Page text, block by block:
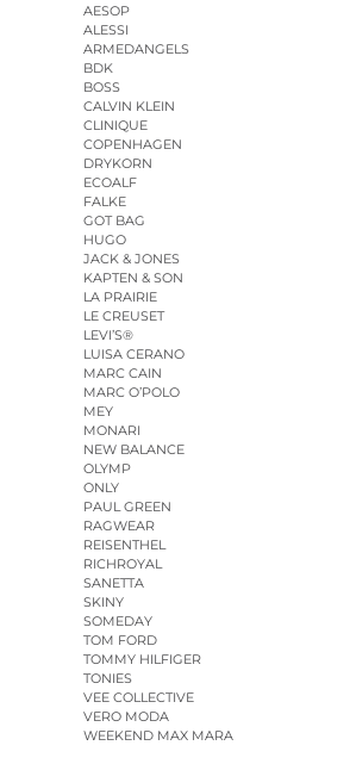
AESOP
ALESSI
ARMEDANGELS
BDK
BOSS
CALVIN KLEIN
CLINIQUE
COPENHAGEN
DRYKORN
ECOALF
FALKE
GOT BAG
HUGO
JACK & JONES
KAPTEN & SON
LA PRAIRIE
LE CREUSET
LEVI’S®
LUISA CERANO
MARC CAIN
MARC O’POLO
MEY
MONARI
NEW BALANCE
OLYMP
ONLY
PAUL GREEN
RAGWEAR
REISENTHEL
RICHROYAL
SANETTA
SKINY
SOMEDAY
TOM FORD
TOMMY HILFIGER
TONIES
VEE COLLECTIVE
VERO MODA
WEEKEND MAX MARA